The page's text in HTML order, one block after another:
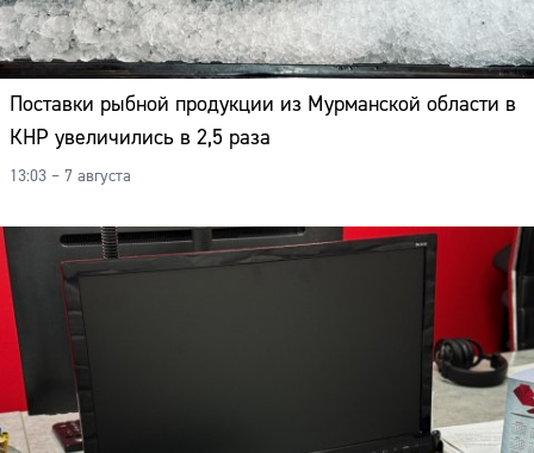
Поставки рыбной продукции из Мурманской области в
КНР увеличились в 2,5 раза
13:03 – 7 августа